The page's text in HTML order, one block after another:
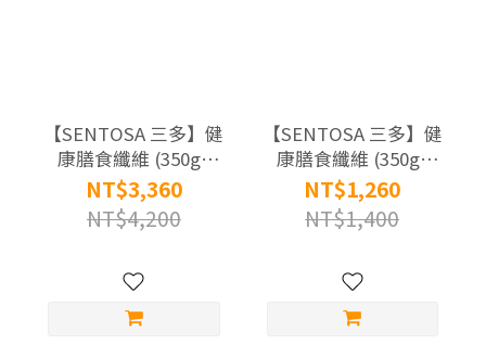
【SENTOSA 三多】健
康膳食纖維 (350g/
罐)X12罐組
NT$3,360
NT$4,200
【SENTOSA 三多】健
康膳食纖維 (350g/
罐)X4罐組
NT$1,260
NT$1,400